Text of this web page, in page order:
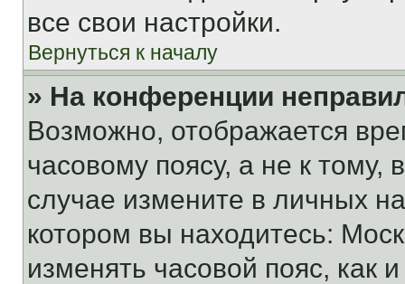
все свои настройки.
Вернуться к началу
» На конференции
Возможно, отображается
часовому поясу, а не к тому,
случае измените в личных
котором вы находитесь:
изменять часовой пояс, как